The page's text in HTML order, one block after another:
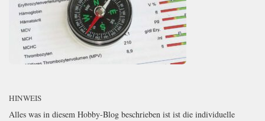
HINWEIS
Alles was in diesem Hobby-Blog beschrieben ist ist die individuelle